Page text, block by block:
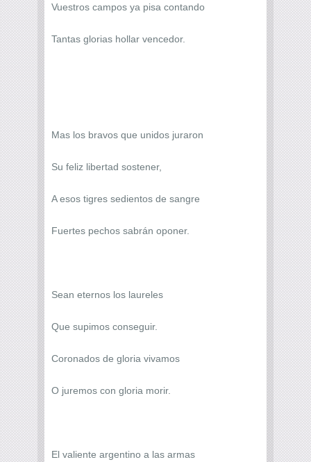
Vuestros campos ya pisa contando
Tantas glorias hollar vencedor.
Mas los bravos que unidos juraron
Su feliz libertad sostener,
A esos tigres sedientos de sangre
Fuertes pechos sabrán oponer.
Sean eternos los laureles
Que supimos conseguir.
Coronados de gloria vivamos
O juremos con gloria morir.
El valiente argentino a las armas